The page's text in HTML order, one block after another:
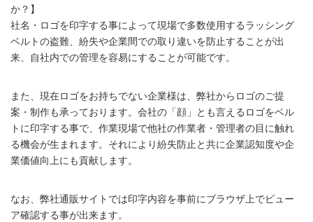
か？】
社名・ロゴを印字する事によって現場で多数使用するラッシング
ベルトの盗難、紛失や企業間での取り違いを防止することが出
来、自社内での管理を容易にすることが可能です。
また、現在ロゴをお持ちでない企業様は、弊社からロゴのご提
案・制作も承っております。会社の「顔」とも言えるロゴをベル
トに印字する事で、作業現場で他社の作業者・管理者の目に触れ
る機会が生まれます。それにより紛失防止と共に企業認知度や企
業価値向上にも貢献します。
なお、弊社通販サイトでは印字内容を事前にブラウザ上でビュー
ア確認する事が出来ます。